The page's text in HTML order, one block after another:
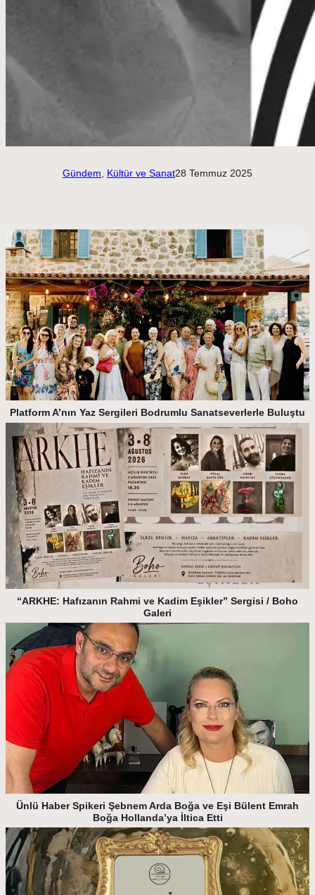
Gündem Kültür ve Sanat28 Temmuz 2025
Platform A’nın Yaz Sergileri Bodrumlu Sanatseverlerle Buluştu
“ARKHE: Hafızanın Rahmi ve Kadim Eşikler” Sergisi / Boho
Galeri
Ünlü Haber Spikeri Şebnem Arda Boğa ve Eşi Bülent Emrah
Boğa Hollanda’ya İltica Etti